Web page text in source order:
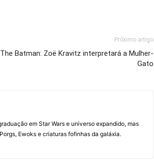
Próximo artigo
The Batman: Zoë Kravitz interpretará a Mulher-
Gato
em Star Wars e universo expandido, mas
Ewoks e criaturas fofinhas da galáxia.